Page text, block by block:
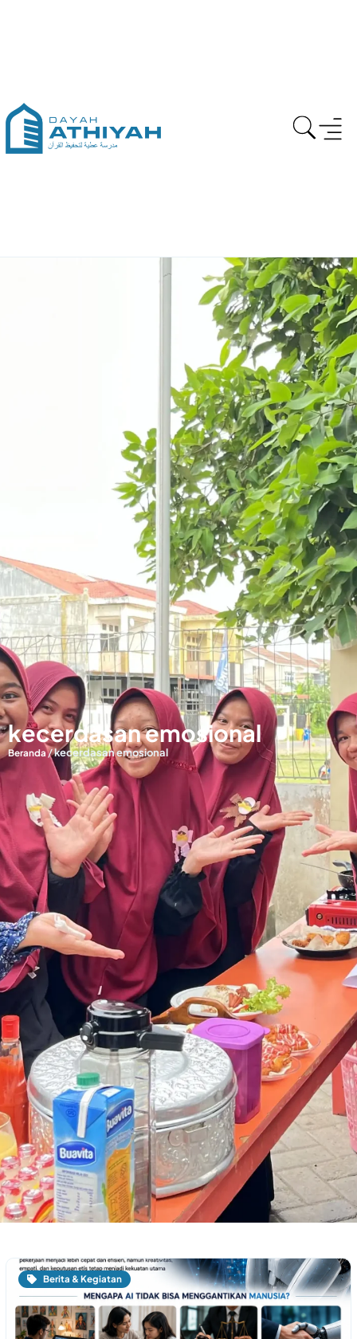
kecerdasan emosional
Beranda/kecerdasan emosional
Berita & Kegiatan